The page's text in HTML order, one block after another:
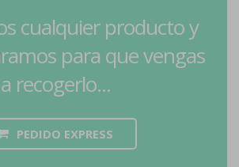
cualquier producto y
para que vengas
a recogerlo...
PEDIDO EXPRESS